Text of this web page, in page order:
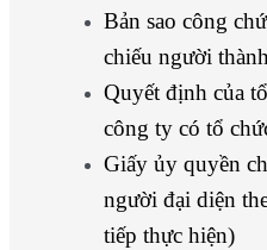
Bản sao công
chiếu người
Quyết định của
công ty có tổ
Giấy ủy quyền
người đại diện
tiếp thực hiện)